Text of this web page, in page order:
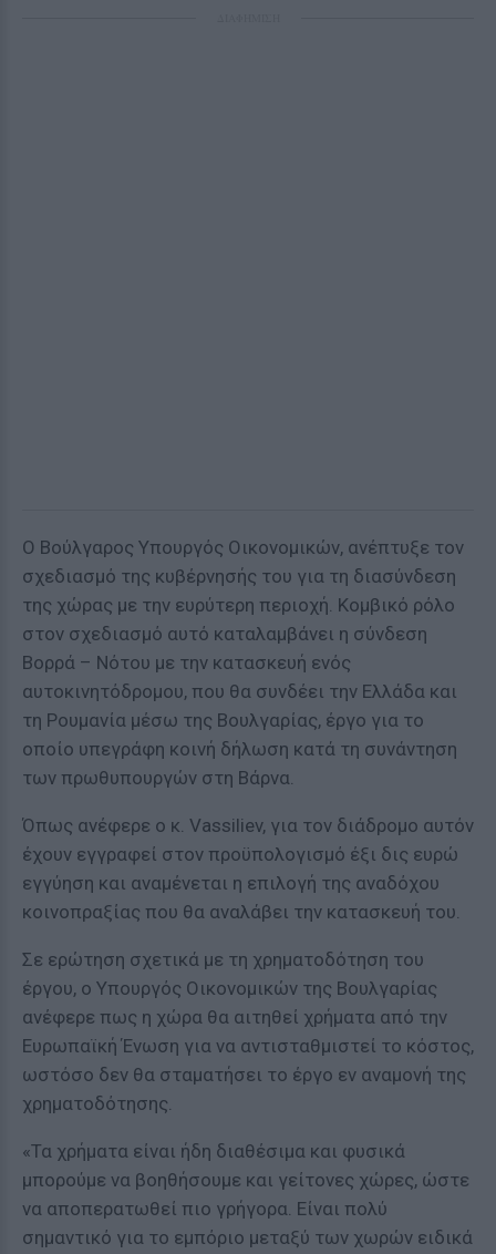
Ο Βούλγαρος Υπουργός Οικονομικών, ανέπτυξε τον
σχεδιασμό της κυβέρνησής του για τη διασύνδεση
της χώρας με την ευρύτερη περιοχή. Κομβικό ρόλο
στον σχεδιασμό αυτό καταλαμβάνει η σύνδεση
Βορρά – Νότου με την κατασκευή ενός
αυτοκινητόδρομου, που θα συνδέει την Ελλάδα και
τη Ρουμανία μέσω της Βουλγαρίας, έργο για το
οποίο υπεγράφη κοινή δήλωση κατά τη συνάντηση
των πρωθυπουργών στη Βάρνα.
Όπως ανέφερε ο κ. Vassiliev, για τον διάδρομο αυτόν
έχουν εγγραφεί στον προϋπολογισμό έξι δις ευρώ
εγγύηση και αναμένεται η επιλογή της αναδόχου
κοινοπραξίας που θα αναλάβει την κατασκευή του.
Σε ερώτηση σχετικά με τη χρηματοδότηση του
έργου, ο Υπουργός Οικονομικών της Βουλγαρίας
ανέφερε πως η χώρα θα αιτηθεί χρήματα από την
Ευρωπαϊκή Ένωση για να αντισταθμιστεί το κόστος,
ωστόσο δεν θα σταματήσει το έργο εν αναμονή της
χρηματοδότησης.
«Τα χρήματα είναι ήδη διαθέσιμα και φυσικά
μπορούμε να βοηθήσουμε και γείτονες χώρες, ώστε
να αποπερατωθεί πιο γρήγορα. Είναι πολύ
σημαντικό για το εμπόριο μεταξύ των χωρών ειδικά